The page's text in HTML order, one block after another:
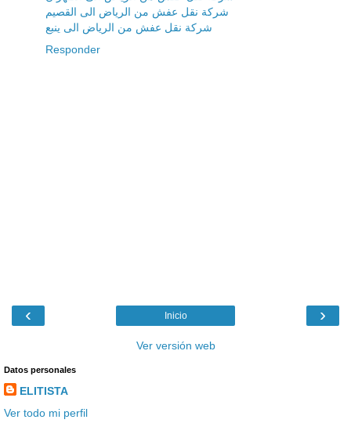
شركة نقل عفش من الرياض الى القصيم
شركة نقل عفش من الرياض الى ينبع
Responder
‹ ›
Inicio
Ver versión web
Datos personales
ELITISTA
Ver todo mi perfil